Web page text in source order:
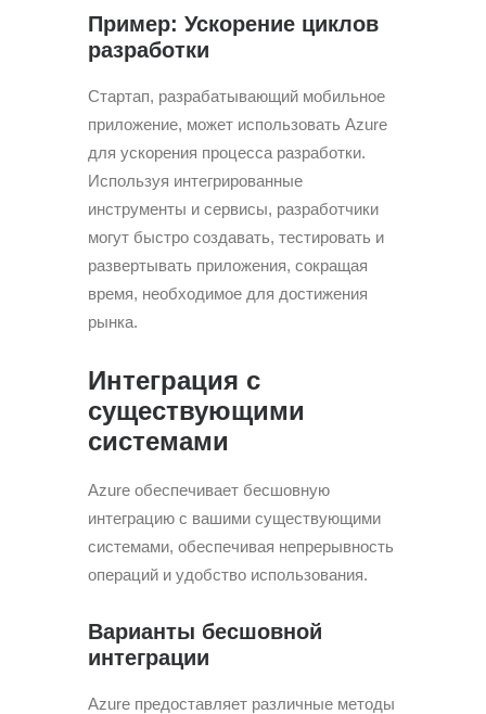
Пример: Ускорение циклов
разработки
Стартап, разрабатывающий мобильное
приложение, может использовать Azure
для ускорения процесса разработки.
Используя интегрированные
инструменты и сервисы, разработчики
могут быстро создавать, тестировать и
развертывать приложения, сокращая
время, необходимое для достижения
рынка.
Интеграция с
существующими
системами
Azure обеспечивает бесшовную
интеграцию с вашими существующими
системами, обеспечивая непрерывность
операций и удобство использования.
Варианты бесшовной
интеграции
Azure предоставляет различные методы